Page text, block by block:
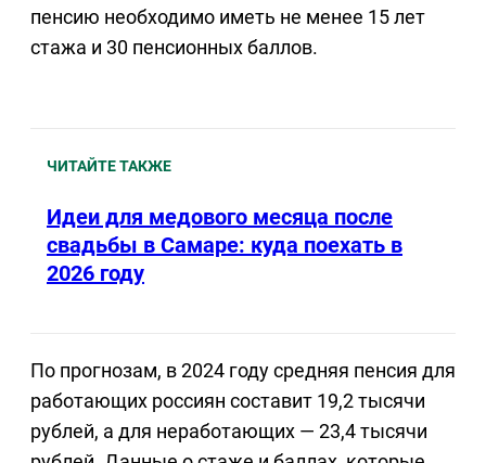
пенсию необходимо иметь не менее 15 лет
стажа и 30 пенсионных баллов.
ЧИТАЙТЕ ТАКЖЕ
Идеи для медового месяца после
свадьбы в Самаре: куда поехать в
2026 году
По прогнозам, в 2024 году средняя пенсия для
работающих россиян составит 19,2 тысячи
рублей, а для неработающих — 23,4 тысячи